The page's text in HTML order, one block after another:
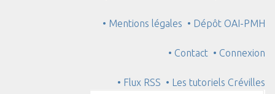
• Mentions légales • Dépôt OAI-PMH
• Contact • Connexion
• Flux RSS • Les tutoriels Crévilles